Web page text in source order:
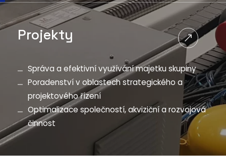
Projekty
Správa a efektivní využívání majetku skupiny
Poradenství v oblastech strategického a
projektového řízení
Optimalizace společností, akviziční a rozvojová
činnost